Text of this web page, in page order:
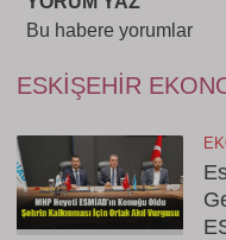
Bu habere yorumlar
ESKIŞEHIR